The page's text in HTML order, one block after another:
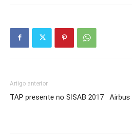
Artigo anterior
TAP presente no SISAB 2017
Airbus